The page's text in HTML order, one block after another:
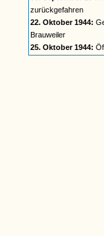
zurückgefahren
22. Oktober 1944:
Brauweiler
25. Oktober 1944: